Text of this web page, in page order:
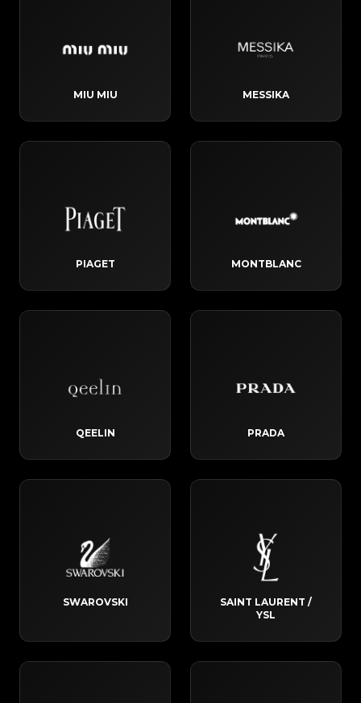
MESSIKA
MIU MIU
MONTBLANC
PIAGET
PRADA
QEELIN
SAINT LAURENT /
YSL
SWAROVSKI